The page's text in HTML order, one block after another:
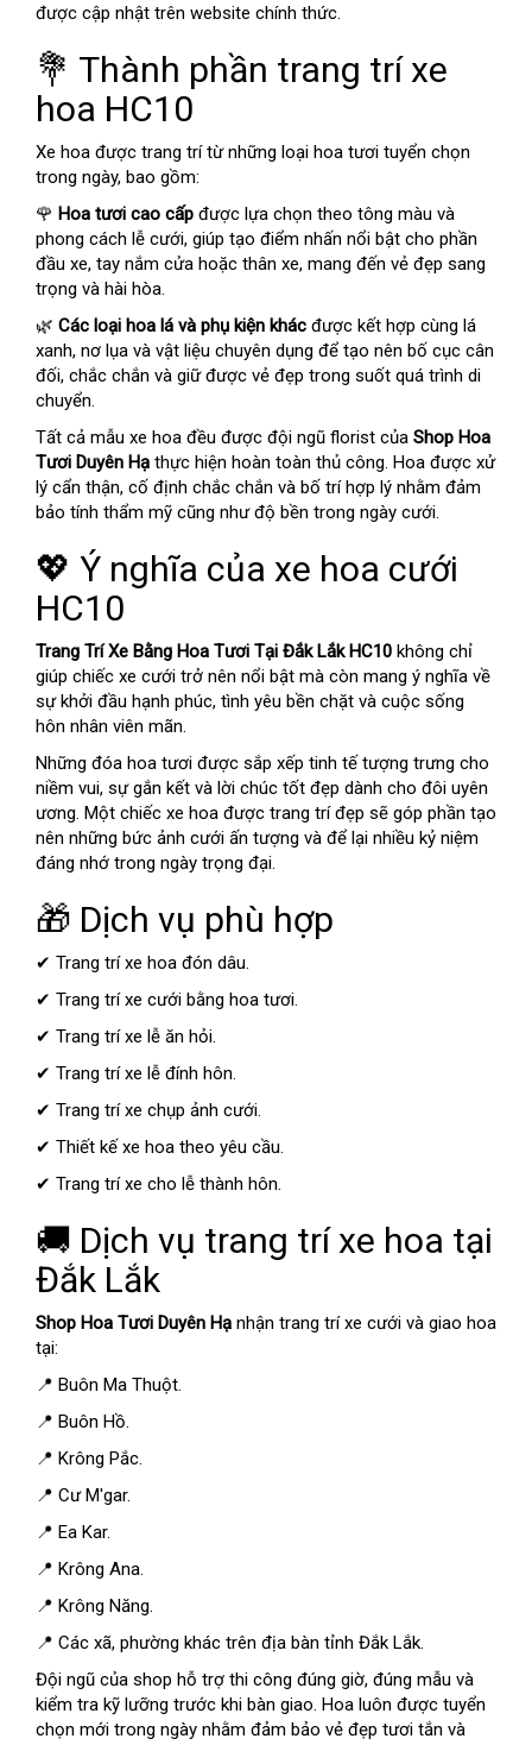
được cập nhật trên website chính thức.
💐 Thành phần trang trí xe
hoa HC10
Xe hoa được trang trí từ những loại hoa tươi tuyển chọn
trong ngày, bao gồm:
🌹 Hoa tươi cao cấp được lựa chọn theo tông màu và
phong cách lễ cưới, giúp tạo điểm nhấn nổi bật cho phần
đầu xe, tay nắm cửa hoặc thân xe, mang đến vẻ đẹp sang
trọng và hài hòa.
🌿 Các loại hoa lá và phụ kiện khác được kết hợp cùng lá
xanh, nơ lụa và vật liệu chuyên dụng để tạo nên bố cục cân
đối, chắc chắn và giữ được vẻ đẹp trong suốt quá trình di
chuyển.
Tất cả mẫu xe hoa đều được đội ngũ florist của Shop Hoa
Tươi Duyên Hạ thực hiện hoàn toàn thủ công. Hoa được xử
lý cẩn thận, cố định chắc chắn và bố trí hợp lý nhằm đảm
bảo tính thẩm mỹ cũng như độ bền trong ngày cưới.
💖 Ý nghĩa của xe hoa cưới
HC10
Trang Trí Xe Bằng Hoa Tươi Tại Đắk Lắk HC10 không chỉ
giúp chiếc xe cưới trở nên nổi bật mà còn mang ý nghĩa về
sự khởi đầu hạnh phúc, tình yêu bền chặt và cuộc sống
hôn nhân viên mãn.
Những đóa hoa tươi được sắp xếp tinh tế tượng trưng cho
niềm vui, sự gắn kết và lời chúc tốt đẹp dành cho đôi uyên
ương. Một chiếc xe hoa được trang trí đẹp sẽ góp phần tạo
nên những bức ảnh cưới ấn tượng và để lại nhiều kỷ niệm
đáng nhớ trong ngày trọng đại.
🎁 Dịch vụ phù hợp
✔ Trang trí xe hoa đón dâu.
✔ Trang trí xe cưới bằng hoa tươi.
✔ Trang trí xe lễ ăn hỏi.
✔ Trang trí xe lễ đính hôn.
✔ Trang trí xe chụp ảnh cưới.
✔ Thiết kế xe hoa theo yêu cầu.
✔ Trang trí xe cho lễ thành hôn.
🚚 Dịch vụ trang trí xe hoa tại
Đắk Lắk
Shop Hoa Tươi Duyên Hạ nhận trang trí xe cưới và giao hoa
tại:
📍 Buôn Ma Thuột.
📍 Buôn Hồ.
📍 Krông Pắc.
📍 Cư M'gar.
📍 Ea Kar.
📍 Krông Ana.
📍 Krông Năng.
📍 Các xã, phường khác trên địa bàn tỉnh Đắk Lắk.
Đội ngũ của shop hỗ trợ thi công đúng giờ, đúng mẫu và
kiểm tra kỹ lưỡng trước khi bàn giao. Hoa luôn được tuyển
chọn mới trong ngày nhằm đảm bảo vẻ đẹp tươi tắn và